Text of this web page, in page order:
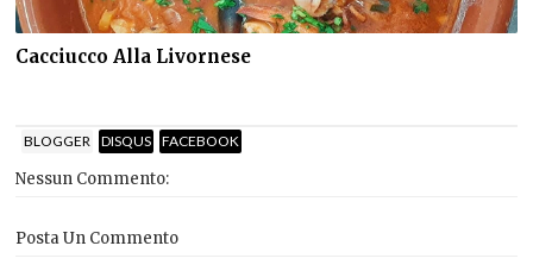
Cacciucco Alla Livornese
BLOGGER DISQUS FACEBOOK
Nessun Commento:
Posta Un Commento